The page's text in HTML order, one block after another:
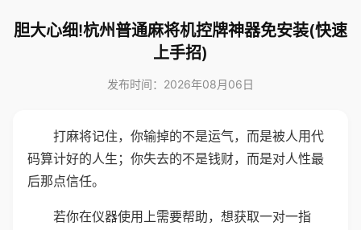
胆大心细!杭州普通麻将机控牌神器免安装(快速
上手招)
发布时间：2026年08月06日
打麻将记住，你输掉的不是运气，而是被人用代
码算计好的人生；你失去的不是钱财，而是对人性最
后那点信任。
若你在仪器使用上需要帮助，想获取一对一指